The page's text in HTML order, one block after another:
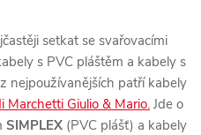
setkat se svařovacími
s PVC pláštěm a kabely s
nejpoužívanějších patří kabely
Marchetti Giulio & Mario. Jde o
SIMPLEX (PVC plášť) a kabely